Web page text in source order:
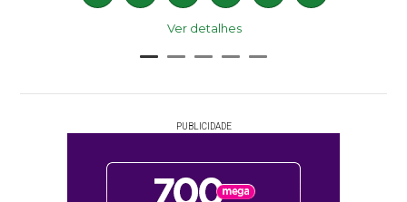
Ver detalhes
PUBLICIDADE